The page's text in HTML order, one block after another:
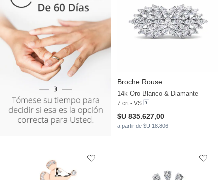
Broche Rouse
14k Oro Blanco & Diamante
7 crt - VS
$U 835.627,00
a partir de $U 18.806